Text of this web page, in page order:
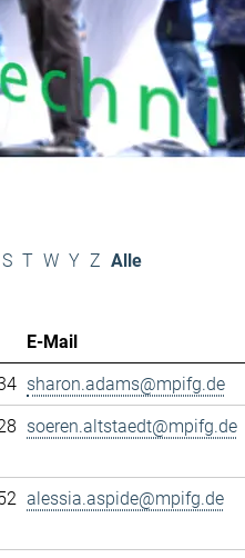
S T W Y Z Alle
E-Mail
sharon.adams@mpifg.de
soeren.altstaedt@mpifg.de
alessia.aspide@mpifg.de